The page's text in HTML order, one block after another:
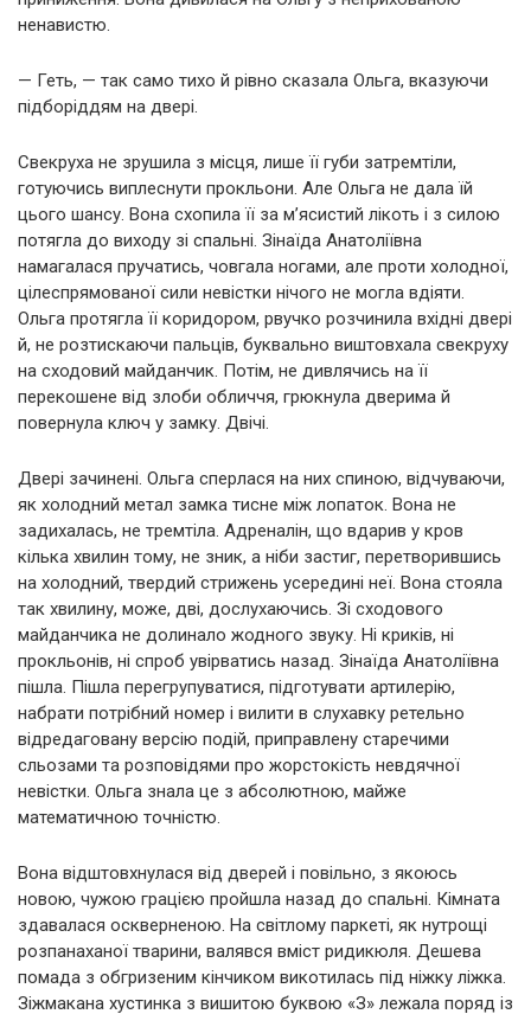
ненавистю.
— Геть, — так само тихо й рівно сказала Ольга, вказуючи
підборіддям на двері.
Свекруха не зрушила з місця, лише її губи затремтіли,
готуючись виплеснути прокльони. Але Ольга не дала їй
цього шансу. Вона схопила її за м’ясистий лікоть і з силою
потягла до виходу зі спальні. Зінаїда Анатоліївна
намагалася пручатись, човгала ногами, але проти холодної,
цілеспрямованої сили невістки нічого не могла вдіяти.
Ольга протягла її коридором, рвучко розчинила вхідні двері
й, не розтискаючи пальців, буквально виштовхала свекруху
на сходовий майданчик. Потім, не дивлячись на її
перекошене від злоби обличчя, грюкнула дверима й
повернула ключ у замку. Двічі.
Двері зачинені. Ольга сперлася на них спиною, відчуваючи,
як холодний метал замка тисне між лопаток. Вона не
задихалась, не тремтіла. Адреналін, що вдарив у кров
кілька хвилин тому, не зник, а ніби застиг, перетворившись
на холодний, твердий стрижень усередині неї. Вона стояла
так хвилину, може, дві, дослухаючись. Зі сходового
майданчика не долинало жодного звуку. Ні криків, ні
прокльонів, ні спроб увірватись назад. Зінаїда Анатоліївна
пішла. Пішла перегрупуватися, підготувати артилерію,
набрати потрібний номер і вилити в слухавку ретельно
відредаговану версію подій, приправлену старечими
сльозами та розповідями про жорстокість невдячної
невістки. Ольга знала це з абсолютною, майже
математичною точністю.
Вона відштовхнулася від дверей і повільно, з якоюсь
новою, чужою грацією пройшла назад до спальні. Кімната
здавалася оскверненою. На світлому паркеті, як нутрощі
розпанаханої тварини, валявся вміст ридикюля. Дешева
помада з обгризеним кінчиком викотилась під ніжку ліжка.
Зіжмакана хустинка з вишитою буквою «З» лежала поряд із